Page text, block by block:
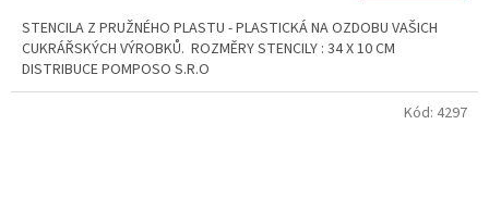
STENCILA Z PRUŽNÉHO PLASTU - PLASTICKÁ NA OZDOBU VAŠICH
CUKRÁŘSKÝCH VÝROBKŮ. ROZMĚRY STENCILY : 34 X 10 CM
DISTRIBUCE POMPOSO S.R.O
Kód: 4297